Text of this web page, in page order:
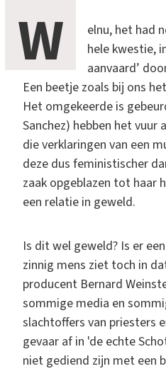
W
elnu, het had
hele kwestie,
aanvaard’
Een beetje zoals bij ons
Het omgekeerde is
Sanchez) hebben het
die verklaringen van een
deze dus feministischer
zaak opgeblazen tot haar
een relatie in geweld.
Is dit wel geweld? Is er
zinnig mens ziet toch in
producent Bernard
sommige media en
slachtoffers van priesters
gevaar af in 'de echte
niet gediend zijn met een